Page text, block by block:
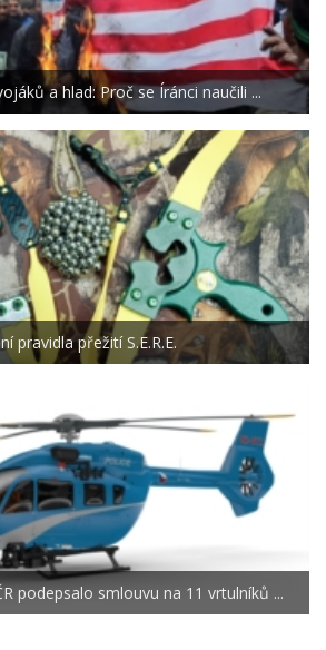
a hlad: Proč se Íránci naučili ...
pravidla přežití S.E.R.E.
podepsalo smlouvu na 11 vrtulníků ...